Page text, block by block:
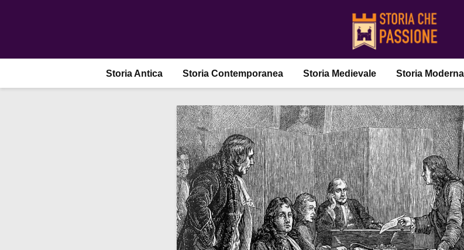
Storia Antica Storia Contemporanea Storia Medievale Storia Moderna